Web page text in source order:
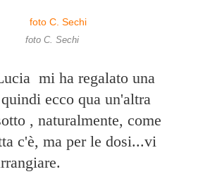
foto C. Sechi
mi ha regalato una
ecco qua un'altra
, naturalmente, come
c'è, ma per le dosi...vi